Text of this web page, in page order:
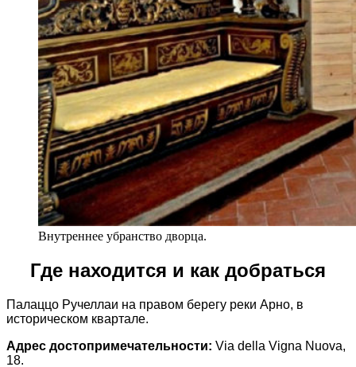
Внутреннее убранство дворца.
Где находится и как добраться
Палаццо Ручеллаи на правом берегу реки Арно, в
историческом квартале.
Адрес достопримечательности: Via della Vigna Nuova,
18.